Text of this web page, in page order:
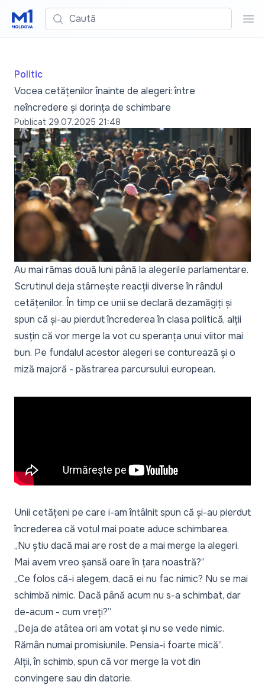
Caută
Politic
Vocea cetățenilor înainte de alegeri: între
neîncredere și dorința de schimbare
Publicat 29.07.2025 21:48
Au mai rămas două luni până la alegerile parlamentare.
Scrutinul deja stârnește reacții diverse în rândul
cetățenilor. În timp ce unii se declară dezamăgiți și
spun că și-au pierdut încrederea în clasa politică, alții
susțin că vor merge la vot cu speranța unui viitor mai
bun. Pe fundalul acestor alegeri se conturează și o
miză majoră - păstrarea parcursului european.
Unii cetățeni pe care i-am întâlnit spun că și-au pierdut
încrederea că votul mai poate aduce schimbarea.
„Nu știu dacă mai are rost de a mai merge la alegeri.
Mai avem vreo șansă oare în țara noastră?”
„Ce folos că-i alegem, dacă ei nu fac nimic? Nu se mai
schimbă nimic. Dacă până acum nu s-a schimbat, dar
de-acum - cum vreți?”
„Deja de atâtea ori am votat și nu se vede nimic.
Rămân numai promisiunile. Pensia-i foarte mică”.
Alții, în schimb, spun că vor merge la vot din
convingere sau din datorie.